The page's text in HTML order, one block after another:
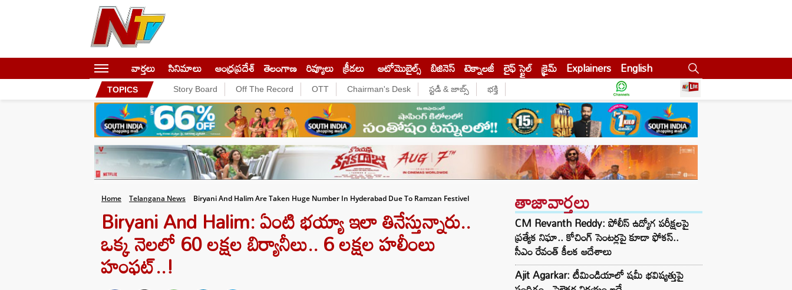
వార్తలు సినిమాలు ఆంధ్రప్రదేశ్ తెలంగాణ రివ్యూలు క్రీడలు ఆటోమొబైల్స్ బిజినెస్‌ టెక్నాలజీ లైఫ్ స్టైల్ క్రైమ్ Explainers English
TOPICS Story Board Off The Record OTT Chairman's Desk స్టడీ & జాబ్స్ భక్తి
Home Telangana News Biryani And Halim Are Taken Huge Number In Hyderabad Due To Ramzan Festivel
Biryani And Halim: ఏంటి భయ్యా ఇలా తినేస్తున్నారు..
ఒక్క నెలలో 60 లక్షల బిర్యానీలు.. 6 లక్షల హలీంలు
హంఫట్..!
తాజావార్తలు
CM Revanth Reddy: పోలీస్ ఉద్యోగ పరీక్షలపై
ప్రత్యేక నిఘా.. కోచింగ్ సెంటర్లపై కూడా ఫోకస్..
సీఎం రేవంత్ కీలక ఆదేశాలు
Ajit Agarkar: టీమిండియాలో షమీ భవిష్యత్తుపై